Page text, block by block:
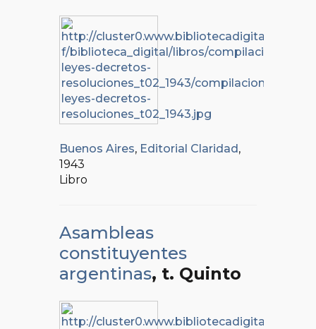
Buenos Aires, Editorial Claridad ,
1943
Libro
Asambleas
constituyentes
argentinas, t. Quinto